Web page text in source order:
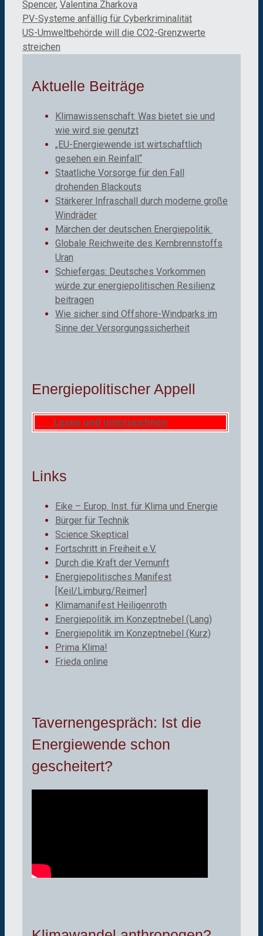
Spencer, Valentina Zharkova
PV-Systeme anfällig für Cyberkriminalität
US-Umweltbehörde will die CO2-Grenzwerte
streichen
Aktuelle Beiträge
Klimawissenschaft: Was bietet sie und
wie wird sie genutzt
„EU-Energiewende ist wirtschaftlich
gesehen ein Reinfall“
Staatliche Vorsorge für den Fall
drohenden Blackouts
Stärkerer Infraschall durch moderne große
Windräder
Märchen der deutschen Energiepolitik
Globale Reichweite des Kernbrennstoffs
Uran
Schiefergas: Deutsches Vorkommen
würde zur energiepolitischen Resilienz
beitragen
Wie sicher sind Offshore-Windparks im
Sinne der Versorgungssicherheit
Energiepolitischer Appell
Lesen und unterzeichnen
Links
Eike – Europ. Inst. für Klima und Energie
Bürger für Technik
Science Skeptical
Fortschritt in Freiheit e.V.
Durch die Kraft der Vernunft
Energiepolitisches Manifest
[Keil/Limburg/Reimer]
Klimamanifest Heiligenroth
Energiepolitik im Konzeptnebel (Lang)
Energiepolitik im Konzeptnebel (Kurz)
Prima Klima!
Frieda online
Tavernengespräch: Ist die
Energiewende schon
gescheitert?